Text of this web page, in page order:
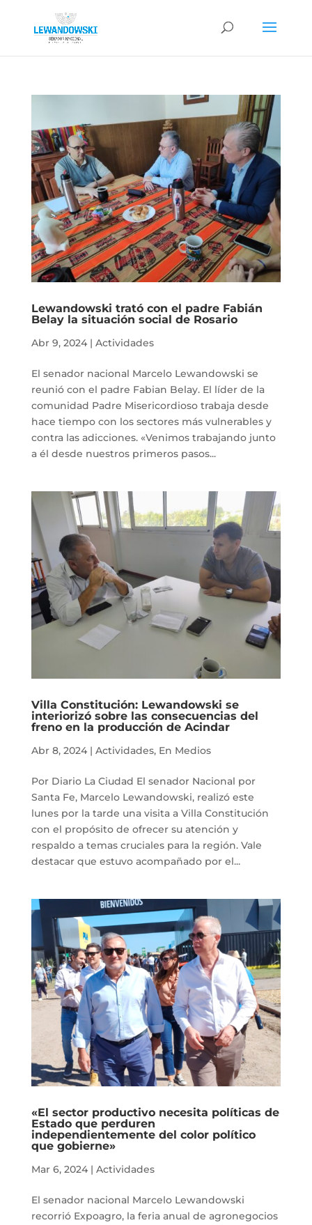
Lewandowski trató con el padre Fabián
Belay la situación social de Rosario
Abr 9, 2024| Actividades
El senador nacional Marcelo Lewandowski se
reunió con el padre Fabian Belay. El líder de la
comunidad Padre Misericordioso trabaja desde
hace tiempo con los sectores más vulnerables y
contra las adicciones. «Venimos trabajando junto
a él desde nuestros primeros pasos...
Villa Constitución: Lewandowski se
interiorizó sobre las consecuencias del
freno en la producción de Acindar
Abr 8, 2024| Actividades, En Medios
Por Diario La Ciudad El senador Nacional por
Santa Fe, Marcelo Lewandowski, realizó este
lunes por la tarde una visita a Villa Constitución
con el propósito de ofrecer su atención y
respaldo a temas cruciales para la región. Vale
destacar que estuvo acompañado por el...
«El sector productivo necesita políticas de
Estado que perduren
independientemente del color político
que gobierne»
Mar 6, 2024| Actividades
El senador nacional Marcelo Lewandowski
recorrió Expoagro, la feria anual de agronegocios